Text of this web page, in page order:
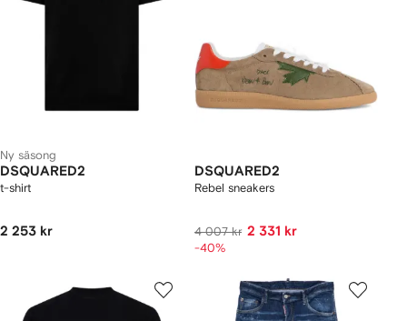
Ny säsong
DSQUARED2
t-shirt
2 253 kr
DSQUARED2
Rebel sneakers
4 007 kr 2 331 kr
-40%